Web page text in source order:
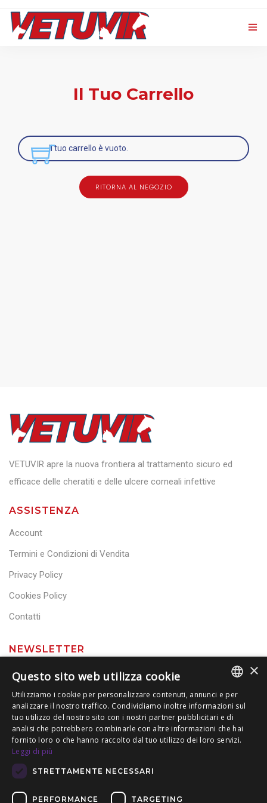
EVENTI E NEWS
Il Tuo Carrello
Il tuo carrello è vuoto.
RITORNA AL NEGOZIO
VETUVIR apre la nuova frontiera al trattamento sicuro ed
efficace delle cheratiti e delle ulcere corneali infettive
ASSISTENZA
Account
Termini e Condizioni di Vendita
Privacy Policy
Cookies Policy
Contatti
NEWSLETTER
ITALIAN
ENGLISH
×
Questo sito web utilizza cookie
Utilizziamo i cookie per personalizzare contenuti, annunci e per
analizzare il nostro traffico. Condividiamo inoltre informazioni sul
tuo utilizzo del nostro sito con i nostri partner pubblicitari e di
analisi che potrebbero combinarle con altre informazioni che hai
fornito loro o che hanno raccolto dal tuo utilizzo dei loro servizi.
Leggi di più
STRETTAMENTE NECESSARI
PERFORMANCE TARGETING